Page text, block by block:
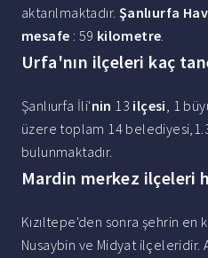
aktarılmaktadır. Şanlıurfa
mesafe : 59 kilometre.
Urfa'nın ilçeleri kaç
Şanlıurfa İli'nin 13 ilçesi, 1
üzere toplam 14
bulunmaktadır.
Mardin merkez ilçeleri
Kızıltepe'den sonra şehrin en
Nusaybin ve Midyat ilçeleridir.